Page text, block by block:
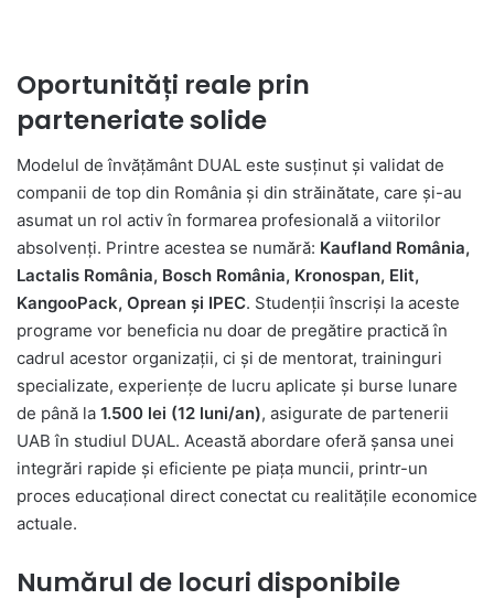
Oportunități reale prin
parteneriate solide
Modelul de învățământ DUAL este susținut și validat de
companii de top din România și din străinătate, care și-au
asumat un rol activ în formarea profesională a viitorilor
absolvenți. Printre acestea se numără: Kaufland România,
Lactalis România, Bosch România, Kronospan, Elit,
KangooPack, Oprean și IPEC. Studenții înscriși la aceste
programe vor beneficia nu doar de pregătire practică în
cadrul acestor organizații, ci și de mentorat, traininguri
specializate, experiențe de lucru aplicate și burse lunare
de până la 1.500 lei (12 luni/an), asigurate de partenerii
UAB în studiul DUAL. Această abordare oferă șansa unei
integrări rapide și eficiente pe piața muncii, printr-un
proces educațional direct conectat cu realitățile economice
actuale.
Numărul de locuri disponibile